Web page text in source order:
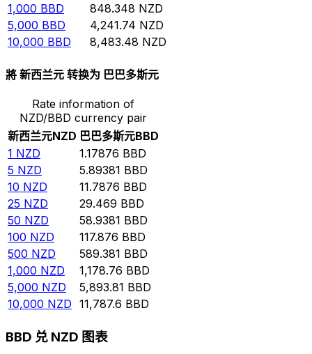
1,000 BBD 848.348 NZD
5,000 BBD 4,241.74 NZD
10,000 BBD 8,483.48 NZD
將 新西兰元 转换为 巴巴多斯元
Rate information of
NZD/BBD currency pair
新西兰元NZD 巴巴多斯元BBD
1 NZD 1.17876 BBD
5 NZD 5.89381 BBD
10 NZD 11.7876 BBD
25 NZD 29.469 BBD
50 NZD 58.9381 BBD
100 NZD 117.876 BBD
500 NZD 589.381 BBD
1,000 NZD 1,178.76 BBD
5,000 NZD 5,893.81 BBD
10,000 NZD 11,787.6 BBD
BBD 兑 NZD 图表